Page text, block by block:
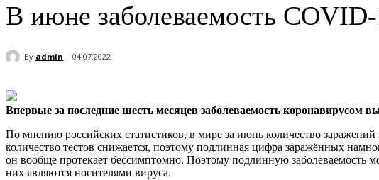
В июне заболеваемость
By admin 04.07.2022
Впервые за последние шесть месяцев заболеваемость коронавирусом
По мнению российских статистиков, в мире за июнь количество
количество тестов снижается, поэтому подлинная цифра заражённых
он вообще протекает бессимптомно. Поэтому подлинную заболеваемость
них являются носителями вируса.